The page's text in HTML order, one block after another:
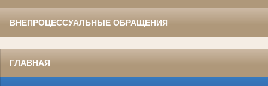
ВНЕПРОЦЕССУАЛЬНЫЕ ОБРАЩЕНИЯ
ГЛАВНАЯ